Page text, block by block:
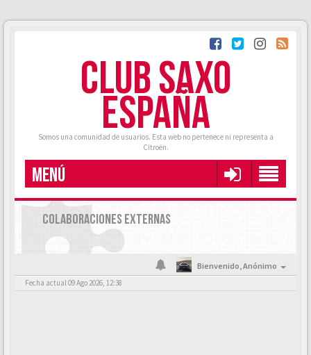
CLUB SAXO
ESPAÑA
Somos una comunidad de usuarios. Esta web no pertenece ni representa a
Citroën.
MENÚ
COLABORACIONES EXTERNAS
Bienvenido,Anónimo
Fecha actual 09 Ago 2026, 12:38